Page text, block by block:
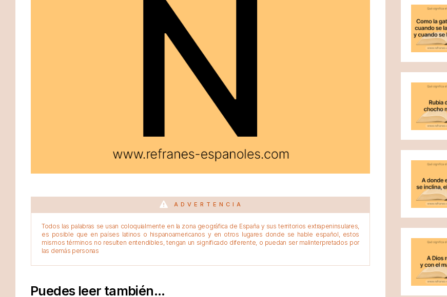
ADVERTENCIA
Todos las palabras se usan coloquialmente en la zona geográfica de España y sus territorios extrapeninsulares,
es posible que en países latinos o hispanoamericanos y en otros lugares donde se hable español, estos
mismos términos no resulten entendibles, tengan un significado diferente, o puedan ser malinterpretados por
las demás personas
Puedes leer también...